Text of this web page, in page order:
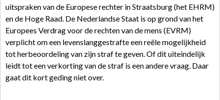
uitspraken van de Europese rechter in Straatsburg (het EHRM)
en de Hoge Raad. De Nederlandse Staat is op grond van het
Europees Verdrag voor de rechten van de mens (EVRM)
verplicht om een levenslanggestrafte een reële mogelijkheid
tot herbeoordeling van zijn straf te geven. Of dit uiteindelijk
leidt tot een verkorting van de straf is een andere vraag. Daar
gaat dit kort geding niet over.